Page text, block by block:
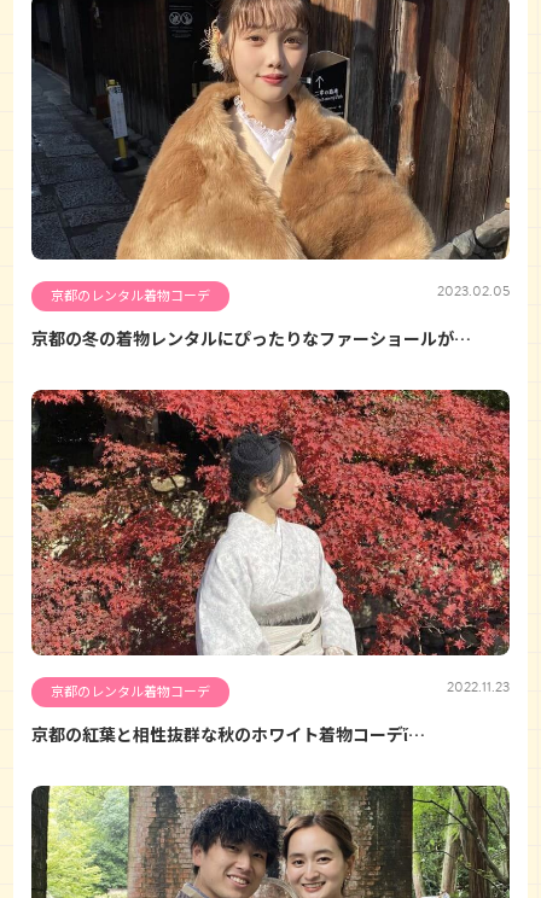
京都のレンタル着物コーデ 2023.02.05
京都の冬の着物レンタルにぴったりなファーショールが…
京都のレンタル着物コーデ 2022.11.23
京都の紅葉と相性抜群な秋のホワイト着物コーデἴ…